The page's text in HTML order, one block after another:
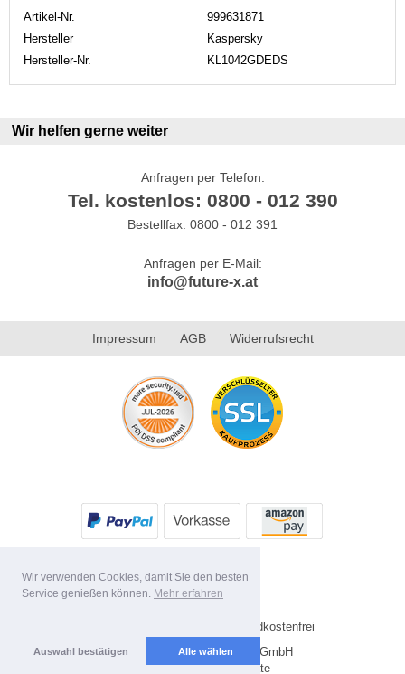
Wir verwenden Cookies, damit Sie den besten
Service genießen können. Mehr erfahren
Auswahl bestätigen Alle wählen
Artikel-Nr.
999631871
Hersteller
Kaspersky
Hersteller-Nr.
KL1042GDEDS
Wir helfen gerne weiter
Anfragen per Telefon:
Tel. kostenlos: 0800 - 012 390
Bestellfax: 0800 - 012 391
Anfragen per E-Mail:
info@future-x.at
Impressum AGB Widerrufsrecht
* Alle Preise inkl. MwSt. Versandkostenfrei
Copyright 2026 by Future-X GmbH
Mobile Shop by Shopgate